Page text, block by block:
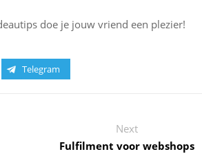
doe je jouw vriend een plezier!
Telegram
Next
Fulfilment voor webshops